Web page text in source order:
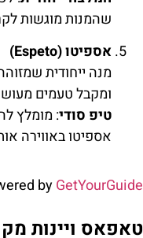
שהמנות מוגשות
אספיטו (Espeto)
מנה ייחודית
ומקבל טעמים
טיפ סודי: מומלץ
אספיטו באווירה
byGetYourGuide
טאפאס ויינות